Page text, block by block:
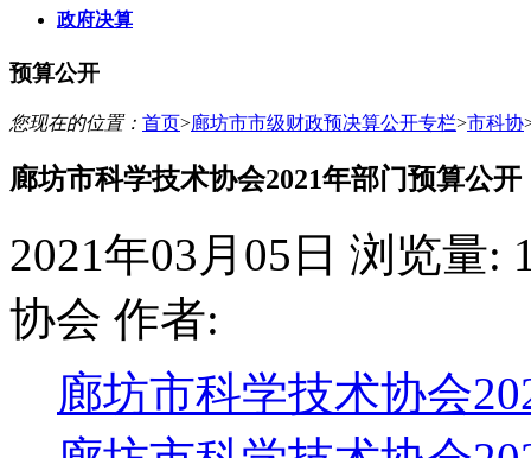
政府决算
预算公开
您现在的位置： 首页>廊坊市市级财政预决算公开专栏>市科协
廊坊市科学技术协会2021年部门预算公开
2021年03月05日 浏览量:
协会 作者:
廊坊市科学技术协会